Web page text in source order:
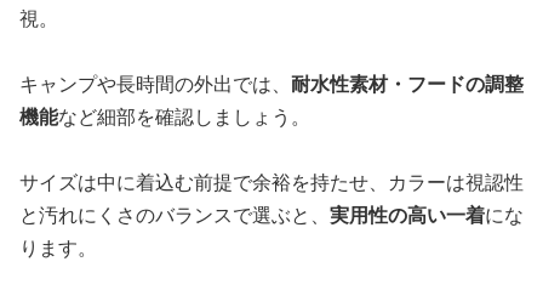
視。
キャンプや長時間の外出では、 耐水性素材・フードの調整
機能など細部を確認しましょう。
サイズは中に着込む前提で余裕を持たせ、カラーは視認性
と汚れにくさのバランスで選ぶと、 実用性の高い一着にな
ります。